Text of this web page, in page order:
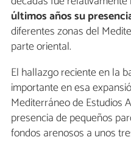
últimos años su
diferentes zonas del
parte oriental.
El hallazgo reciente en la
importante en esa
Mediterráneo de Estudios
presencia de pequeños
fondos arenosos a unos